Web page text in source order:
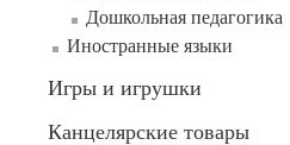
Дошкольная педагогика
Иностранные языки
Игры и игрушки
Канцелярские товары